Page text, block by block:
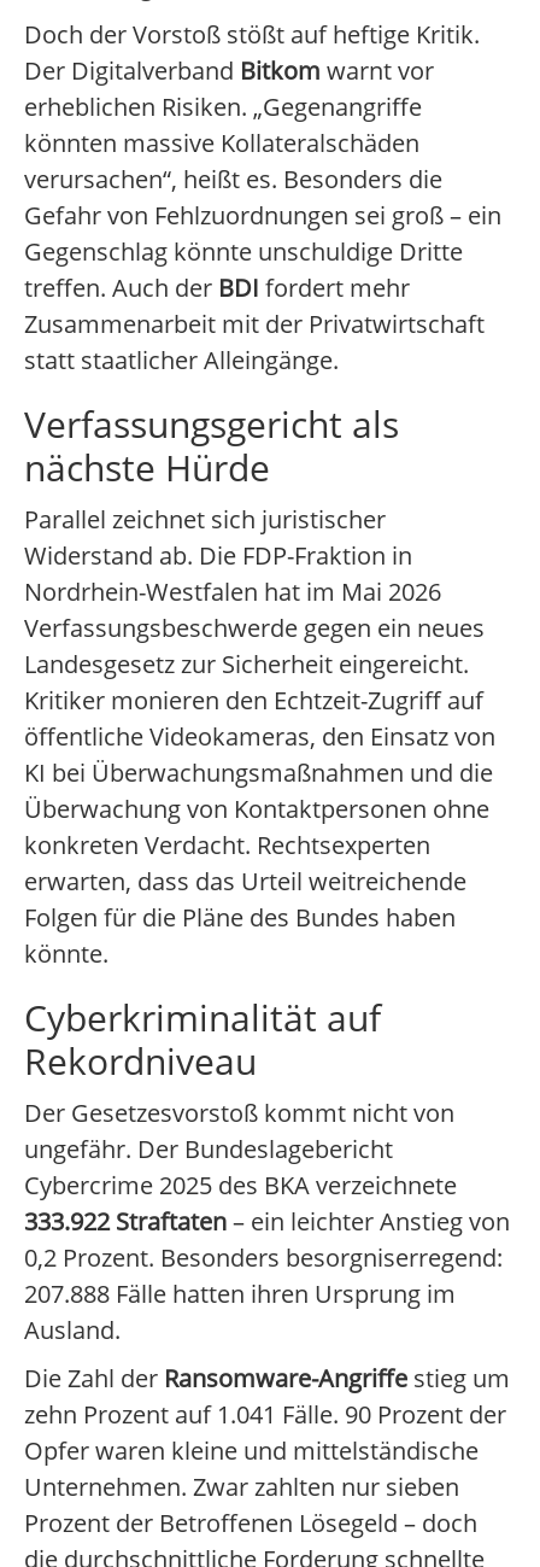
Doch der Vorstoß stößt auf heftige Kritik.
Der Digitalverband Bitkom warnt vor
erheblichen Risiken. „Gegenangriffe
könnten massive Kollateralschäden
verursachen“, heißt es. Besonders die
Gefahr von Fehlzuordnungen sei groß – ein
Gegenschlag könnte unschuldige Dritte
treffen. Auch der BDI fordert mehr
Zusammenarbeit mit der Privatwirtschaft
statt staatlicher Alleingänge.
Verfassungsgericht als
nächste Hürde
Parallel zeichnet sich juristischer
Widerstand ab. Die FDP-Fraktion in
Nordrhein-Westfalen hat im Mai 2026
Verfassungsbeschwerde gegen ein neues
Landesgesetz zur Sicherheit eingereicht.
Kritiker monieren den Echtzeit-Zugriff auf
öffentliche Videokameras, den Einsatz von
KI bei Überwachungsmaßnahmen und die
Überwachung von Kontaktpersonen ohne
konkreten Verdacht. Rechtsexperten
erwarten, dass das Urteil weitreichende
Folgen für die Pläne des Bundes haben
könnte.
Cyberkriminalität auf
Rekordniveau
Der Gesetzesvorstoß kommt nicht von
ungefähr. Der Bundeslagebericht
Cybercrime 2025 des BKA verzeichnete
333.922 Straftaten– ein leichter Anstieg von
0,2 Prozent. Besonders besorgniserregend:
207.888 Fälle hatten ihren Ursprung im
Ausland.
Die Zahl der Ransomware-Angriffe stieg um
zehn Prozent auf 1.041 Fälle. 90 Prozent der
Opfer waren kleine und mittelständische
Unternehmen. Zwar zahlten nur sieben
Prozent der Betroffenen Lösegeld – doch
die durchschnittliche Forderung schnellte